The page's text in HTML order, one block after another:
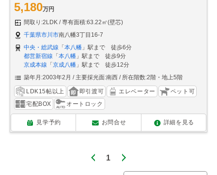
5,180万円
間取り:2LDK
専有面積:63.22㎡(壁芯)
千葉県市川市南八幡3丁目16-7
中央・総武線 「 本八幡 」駅まで 徒歩6分
都営新宿線 「 本八幡 」駅まで 徒歩9分
京成本線 「 京成八幡 」駅まで 徒歩12分
築年月:2003年2月
主要採光面:南西 所在階数:2階・地上5階
LDK15帖以上 即引渡可 エレベーター
ペット可
宅配BOX
オートロック
見学予約 お問合せ 詳細を見る
1